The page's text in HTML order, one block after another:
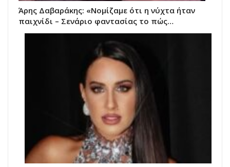
Άρης Δαβαράκης: «Νομίζαμε ότι η νύχτα ήταν
παιχνίδι – Σενάριο φαντασίας το πώς…